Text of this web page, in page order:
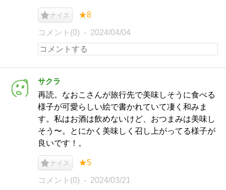
ナイス ★8
コメント(0) 2024/04/04
サクラ
再読。なおこさんが旅行先で美味しそうに食べる
様子が可愛らしい絵で書かれていて凄く和みま
す。私はお酒は飲めないけど、おつまみは美味し
そう〜。とにかく美味しく召し上がってる様子が
良いです！。
ナイス ★5
コメント(0) 2024/03/21